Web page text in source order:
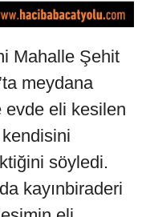
Mahalle Şehit
meydana
evde eli kesilen
kendisini
söyledi.
kayınbiraderi